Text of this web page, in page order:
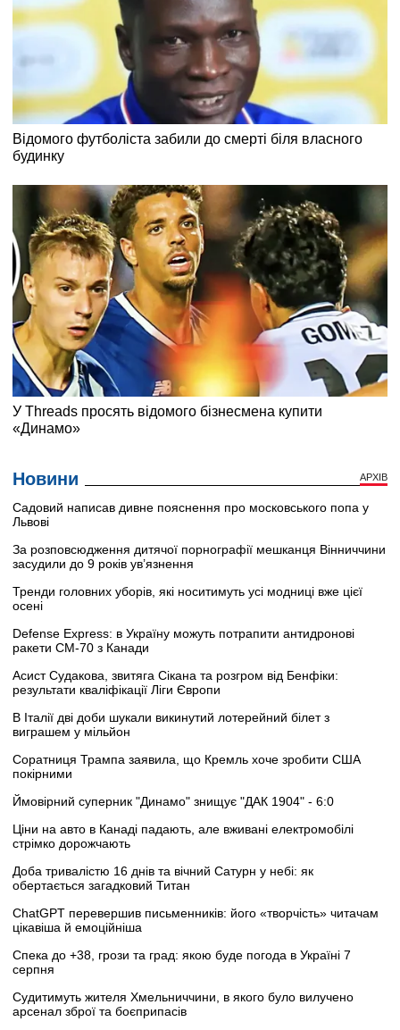
Новини АРХІВ
Садовий написав дивне пояснення про московського попа у
Львові
За розповсюдження дитячої порнографії мешканця Вінниччини
засудили до 9 років ув’язнення
Тренди головних уборів, які носитимуть усі модниці вже цієї
осені
Defense Express: в Україну можуть потрапити антидронові
ракети CM-70 з Канади
Асист Судакова, звитяга Сікана та розгром від Бенфіки:
результати кваліфікації Ліги Європи
В Італії дві доби шукали викинутий лотерейний білет з
виграшем у мільйон
Соратниця Трампа заявила, що Кремль хоче зробити США
покірними
Ймовірний суперник "Динамо" знищує "ДАК 1904" - 6:0
Ціни на авто в Канаді падають, але вживані електромобілі
стрімко дорожчають
Доба тривалістю 16 днів та вічний Сатурн у небі: як
обертається загадковий Титан
ChatGPT перевершив письменників: його «творчість» читачам
цікавіша й емоційніша
Спека до +38, грози та град: якою буде погода в Україні 7
серпня
Судитимуть жителя Хмельниччини, в якого було вилучено
арсенал зброї та боєприпасів